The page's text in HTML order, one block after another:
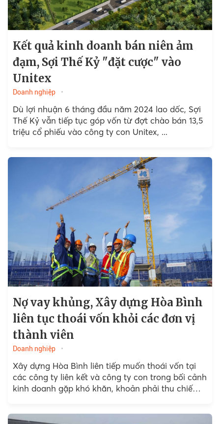
Kết quả kinh doanh bán niên ảm
đạm, Sợi Thế Kỷ "đặt cược" vào
Unitex
Doanh nghiệp
Dù lợi nhuận 6 tháng đầu năm 2024 lao dốc, Sợi
Thế Kỷ vẫn tiếp tục góp vốn từ đợt chào bán 13,5
triệu cổ phiếu vào công ty con Unitex, ...
Nợ vay khủng, Xây dựng Hòa Bình
liên tục thoái vốn khỏi các đơn vị
thành viên
Doanh nghiệp
Xây dựng Hòa Bình liên tiếp muốn thoái vốn tại
các công ty liên kết và công ty con trong bối cảnh
kinh doanh gặp khó khăn, khoản phải thu chiếm